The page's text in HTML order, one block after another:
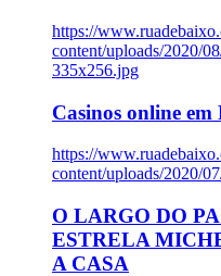
https://
content/uploads/2020/
335x256.jpg
Casinos online
https://
content/uploads/2020/
O LARGO DO
ESTRELA
A CASA